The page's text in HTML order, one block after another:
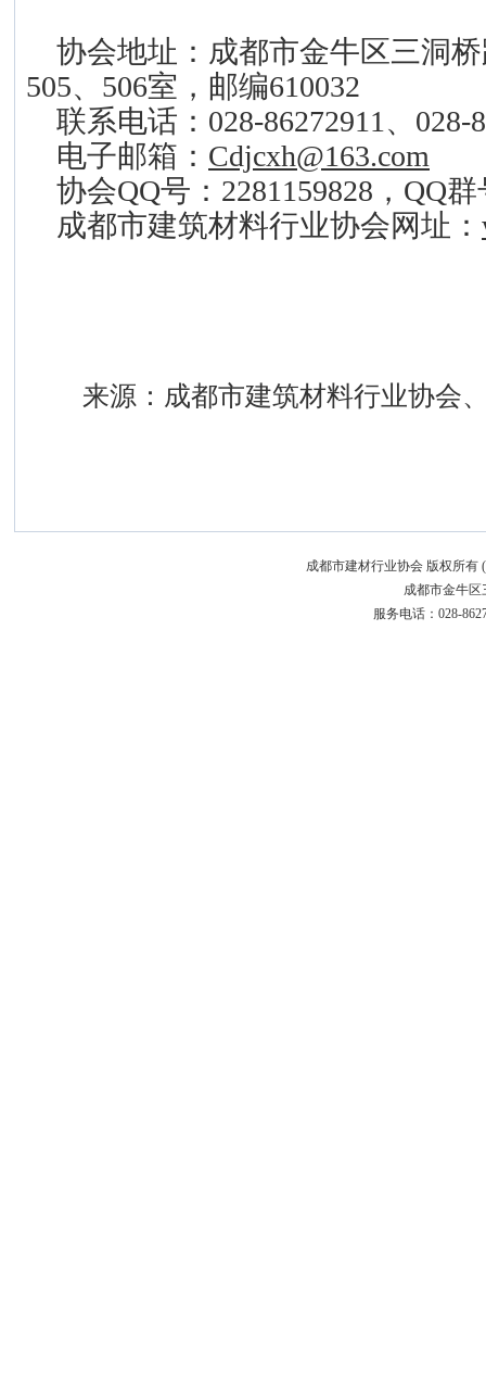
协会地址：成都市金牛区三洞
505、506室，邮编610032
联系电话：028-86272911、028-
电子邮箱： Cdjcxh@163.com
协会QQ号：2281159828，QQ群
成都市建筑材料行业协会网址：
来源：成都市建筑材料行业协会
成都市建材行业协会 版权所有
成都市金牛区
服务电话：028-